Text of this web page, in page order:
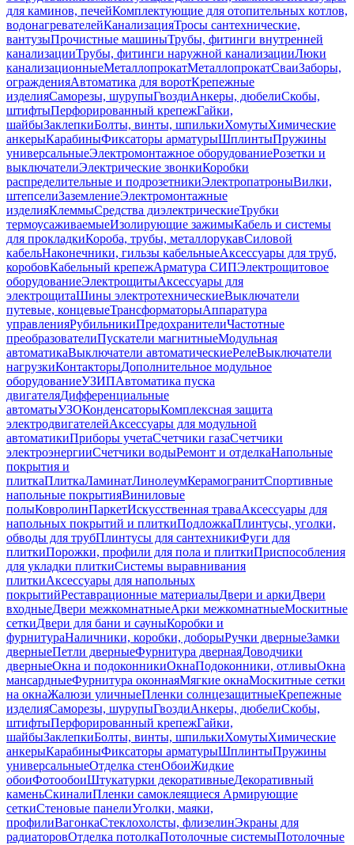
для каминов, печейКомплектующие для отопительных котлов,
водонагревателейКанализацияТросы сантехнические,
вантузыПрочистные машиныТрубы, фитинги внутренней
канализацииТрубы, фитинги наружной канализацииЛюки
канализационныеМеталлопрокатМеталлопрокатСваиЗаборы,
огражденияАвтоматика для воротКрепежные
изделияСаморезы, шурупыГвоздиАнкеры, дюбелиСкобы,
штифтыПерфорированный крепежГайки,
шайбыЗаклепкиБолты, винты, шпилькиХомутыХимические
анкерыКарабиныФиксаторы арматурыШплинтыПружины
универсальныеЭлектромонтажное оборудованиеРозетки и
выключателиЭлектрические звонкиКоробки
распределительные и подрозетникиЭлектропатроныВилки,
штепселиЗаземлениеЭлектромонтажные
изделияКлеммыСредства диэлектрическиеТрубки
термоусаживаемыеИзолирующие зажимыКабель и системы
для прокладкиКороба, трубы, металлорукавСиловой
кабельНаконечники, гильзы кабельныеАксессуары для труб,
коробовКабельный крепежАрматура СИПЭлектрощитовое
оборудованиеЭлектрощитыАксессуары для
электрощитаШины электротехническиеВыключатели
путевые, концевыеТрансформаторыАппаратура
управленияРубильникиПредохранителиЧастотные
преобразователиПускатели магнитныеМодульная
автоматикаВыключатели автоматическиеРелеВыключатели
нагрузкиКонтакторыДополнительное модульное
оборудованиеУЗИПАвтоматика пуска
двигателяДифференциальные
автоматыУЗОКонденсаторыКомплексная защита
электродвигателейАксессуары для модульной
автоматикиПриборы учетаСчетчики газаСчетчики
электроэнергииСчетчики водыРемонт и отделкаНапольные
покрытия и
плиткаПлиткаЛаминатЛинолеумКерамогранитСпортивные
напольные покрытияВиниловые
полыКовролинПаркетИскусственная траваАксессуары для
напольных покрытий и плиткиПодложкаПлинтусы, уголки,
обводы для трубПлинтусы для сантехникиФуги для
плиткиПорожки, профили для пола и плиткиПриспособления
для укладки плиткиСистемы выравнивания
плиткиАксессуары для напольных
покрытийРеставрационные материалыДвери и аркиДвери
входныеДвери межкомнатныеАрки межкомнатныеМоскитные
сеткиДвери для бани и сауныКоробки и
фурнитураНаличники, коробки, доборыРучки дверныеЗамки
дверныеПетли дверныеФурнитура двернаяДоводчики
дверныеОкна и подоконникиОкнаПодоконники, отливыОкна
мансардныеФурнитура оконнаяМягкие окнаМоскитные сетки
на окнаЖалюзи уличныеПленки солнцезащитныеКрепежные
изделияСаморезы, шурупыГвоздиАнкеры, дюбелиСкобы,
штифтыПерфорированный крепежГайки,
шайбыЗаклепкиБолты, винты, шпилькиХомутыХимические
анкерыКарабиныФиксаторы арматурыШплинтыПружины
универсальныеОтделка стенОбоиЖидкие
обоиФотообоиШтукатурки декоративныеДекоративный
каменьСкиналиПленки самоклеящиеся Армирующие
сеткиСтеновые панелиУголки, маяки,
профилиВагонкаСтеклохолсты, флизелинЭкраны для
радиаторовОтделка потолкаПотолочные системыПотолочные